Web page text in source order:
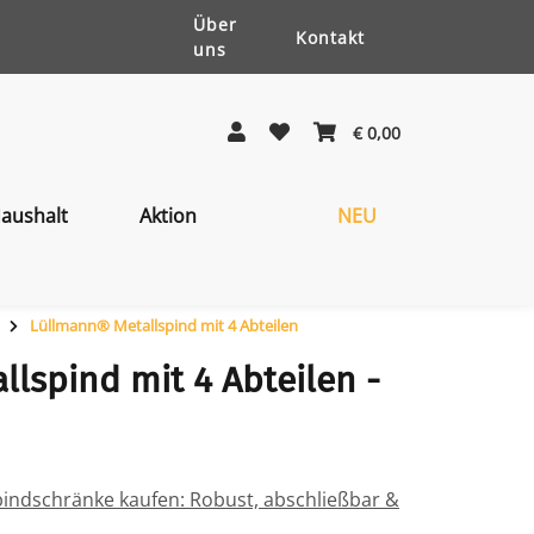
Über
uns
Kontakt
€ 0,00
Aktion NEU
Lüllmann® Metallspind mit 4 Abteilen
mit 4 Abteilen -
kaufen: Robust, abschließbar &